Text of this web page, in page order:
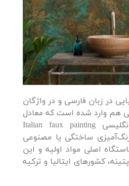
در زبان فارسی و در واژگان
هم وارد شده ‌است که معادل
اصلی آن در زبان انگلیسی Italian faux painting
ساختگی یا مصنوعی
اصلی مواد اولیه و این
کشورهای ایتالیا و ترکیه